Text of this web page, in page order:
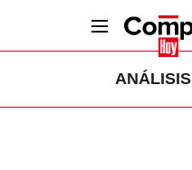
ANÁLISIS